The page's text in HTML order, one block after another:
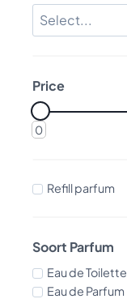
Price
0
Refill parfum
Soort Parfum
Eau de Toilette
Eau de Parfum